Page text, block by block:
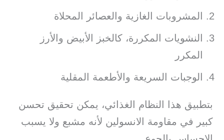
المشروبات الغازية والعصائر المحلاة
النشويات المكررة، كالخبز الأبيض والأرز
المكرر
الوجبات السريعة والأطعمة المقلية
بتطبيق هذا النظام الغذائي، يمكن تحقيق تحسن
كبير في مقاومة الانسولين لأنه مشبع ولا يسبب